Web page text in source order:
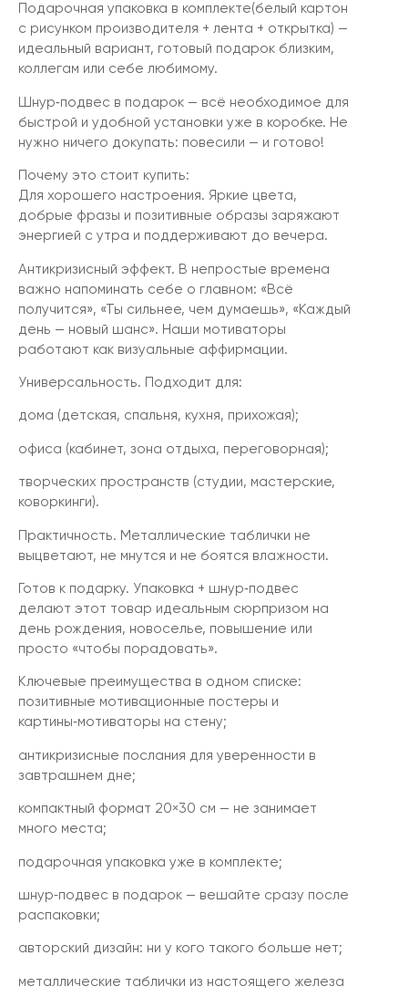
Подарочная упаковка в комплекте(белый картон
с рисунком производителя + лента + открытка) —
идеальный вариант, готовый подарок близким,
коллегам или себе любимому.
Шнур‑подвес в подарок — всё необходимое для
быстрой и удобной установки уже в коробке. Не
нужно ничего докупать: повесили — и готово!
Почему это стоит купить:
Для хорошего настроения. Яркие цвета,
добрые фразы и позитивные образы заряжают
энергией с утра и поддерживают до вечера.
Антикризисный эффект. В непростые времена
важно напоминать себе о главном: «Всё
получится», «Ты сильнее, чем думаешь», «Каждый
день — новый шанс». Наши мотиваторы
работают как визуальные аффирмации.
Универсальность. Подходит для:
дома (детская, спальня, кухня, прихожая);
офиса (кабинет, зона отдыха, переговорная);
творческих пространств (студии, мастерские,
коворкинги).
Практичность. Металлические таблички не
выцветают, не мнутся и не боятся влажности.
Готов к подарку. Упаковка + шнур‑подвес
делают этот товар идеальным сюрпризом на
день рождения, новоселье, повышение или
просто «чтобы порадовать».
Ключевые преимущества в одном списке:
позитивные мотивационные постеры и
картины‑мотиваторы на стену;
антикризисные послания для уверенности в
завтрашнем дне;
компактный формат 20×30 см — не занимает
много места;
подарочная упаковка уже в комплекте;
шнур‑подвес в подарок — вешайте сразу после
распаковки;
авторский дизайн: ни у кого такого больше нет;
металлические таблички из настоящего железа